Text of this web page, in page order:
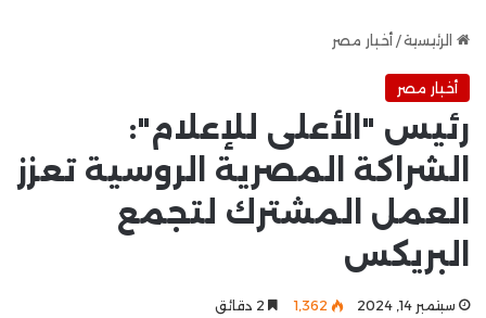
الرئيسية/ أخبار مصر
أخبار مصر
رئيس "الأعلى للإعلام":
الشراكة المصرية الروسية تعزز
العمل المشترك لتجمع
البريكس
سبتمبر 14, 2024 1٬362